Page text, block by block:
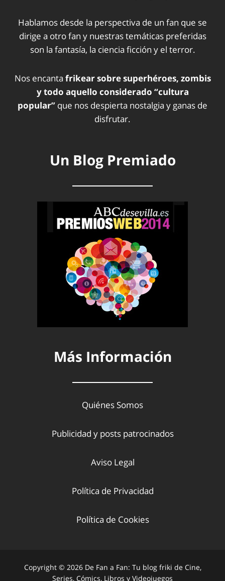
Hablamos desde la perspectiva de un fan que se
dirige a otro fan y nuestras temáticas preferidas
son la fantasía, la ciencia ficción y el terror.
Nos encanta frikear sobre superhéroes, zombis
y todo aquello considerado “cultura
popular” que nos despierta nostalgia y ganas de
disfrutar.
Un Blog Premiado
Más Información
Quiénes Somos
Publicidad y posts patrocinados
Aviso Legal
Política de Privacidad
Política de Cookies
Copyright © 2026 De Fan a Fan: Tu blog friki de Cine,
Series, Cómics, Libros y Videojuegos